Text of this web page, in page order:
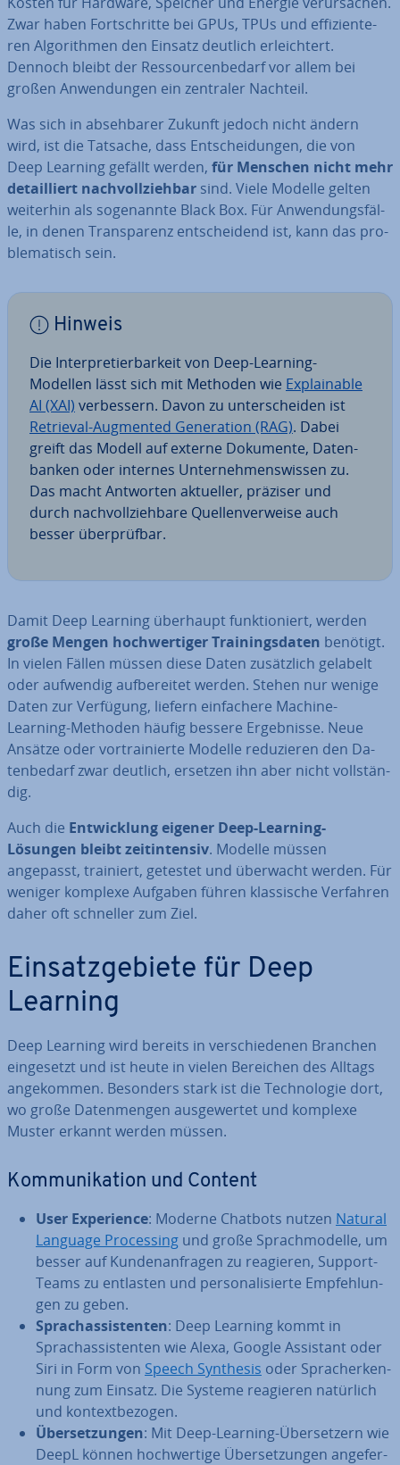
Zwar haben Fort­schrit­te bei GPUs, TPUs und ef­fi­zi­en­te­
ren Al­go­rith­men den Einsatz deutlich er­leich­tert.
Dennoch bleibt der Res­sour­cen­be­darf vor allem bei
großen An­wen­dun­gen ein zentraler Nachteil.
Was sich in ab­seh­ba­rer Zukunft jedoch nicht ändern
wird, ist die Tatsache, dass Ent­schei­dun­gen, die von
Deep Learning gefällt werden, für Menschen nicht mehr
de­tail­liert nach­voll­zieh­bar sind. Viele Modelle gelten
weiterhin als so­ge­nann­te Black Box. Für An­wen­dungs­fäl­
le, in denen Trans­pa­renz ent­schei­dend ist, kann das pro­
ble­ma­tisch sein.
Hinweis
Die In­ter­pre­tier­bar­keit von Deep-Learning-
Modellen lässt sich mit Methoden wie Ex­plainable
AI (XAI) ver­bes­sern. Davon zu un­ter­schei­den ist
Retrieval-Augmented Ge­ne­ra­ti­on (RAG). Dabei
greift das Modell auf externe Dokumente, Da­ten­
ban­ken oder internes Un­ter­neh­mens­wis­sen zu.
Das macht Antworten aktueller, präziser und
durch nach­voll­zieh­ba­re Quel­len­ver­wei­se auch
besser über­prüf­bar.
Damit Deep Learning überhaupt funk­tio­niert, werden
große Mengen hoch­wer­ti­ger Trai­nings­da­ten benötigt.
In vielen Fällen müssen diese Daten zu­sätz­lich gelabelt
oder aufwendig auf­be­rei­tet werden. Stehen nur wenige
Daten zur Verfügung, liefern ein­fa­che­re Machine-
Learning-Methoden häufig bessere Er­geb­nis­se. Neue
Ansätze oder vor­trai­nier­te Modelle re­du­zie­ren den Da­
ten­be­darf zwar deutlich, ersetzen ihn aber nicht voll­stän­
dig.
Auch die Ent­wick­lung eigener Deep-Learning-
Lösungen bleibt zeit­in­ten­siv. Modelle müssen
angepasst, trainiert, getestet und überwacht werden. Für
weniger komplexe Aufgaben führen klas­si­sche Verfahren
daher oft schneller zum Ziel.
Ein­satz­ge­bie­te für Deep
Learning
Deep Learning wird bereits in ver­schie­de­nen Branchen
ein­ge­setzt und ist heute in vielen Bereichen des Alltags
an­ge­kom­men. Besonders stark ist die Tech­no­lo­gie dort,
wo große Da­ten­men­gen aus­ge­wer­tet und komplexe
Muster erkannt werden müssen.
Kom­mu­ni­ka­ti­on und Content
User Ex­pe­ri­ence: Moderne Chatbots nutzen Natural
Language Pro­ces­sing und große Sprach­mo­del­le, um
besser auf Kun­den­an­fra­gen zu reagieren, Support-
Teams zu entlasten und per­so­na­li­sier­te Emp­feh­lun­
gen zu geben.
Sprach­as­sis­ten­ten: Deep Learning kommt in
Sprach­as­sis­ten­ten wie Alexa, Google Assistant oder
Siri in Form von Speech Synthesis oder Sprach­er­ken­
nung zum Einsatz. Die Systeme reagieren natürlich
und kon­text­be­zo­gen.
Über­set­zun­gen: Mit Deep-Learning-Über­set­zern wie
DeepL können hoch­wer­ti­ge Über­set­zun­gen an­ge­fer­